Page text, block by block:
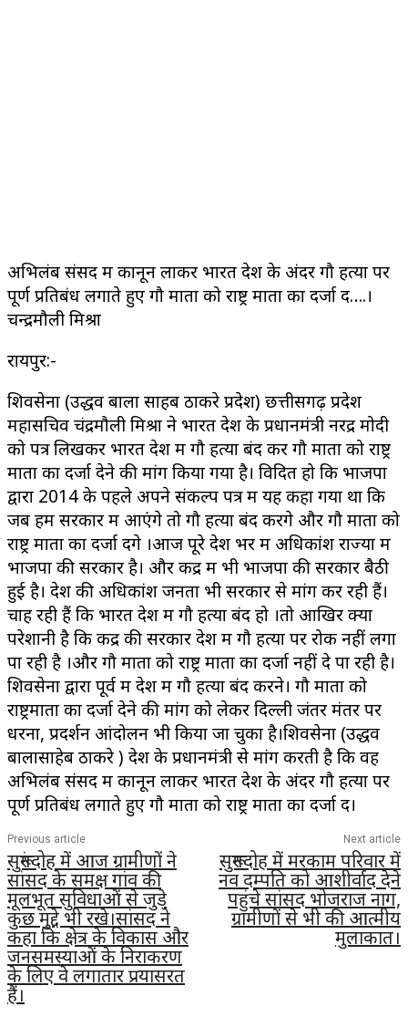
अभिलंब संसद में कानून लाकर भारत देश के अंदर गौ हत्या पर
पूर्ण प्रतिबंध लगाते हुए गौ माता को राष्ट्र माता का दर्जा दें….।
चन्द्रमौली मिश्रा
रायपुर:-
शिवसेना (उद्धव बाला साहब ठाकरे प्रदेश) छत्तीसगढ़ प्रदेश
महासचिव चंद्रमौली मिश्रा ने भारत देश के प्रधानमंत्री नरेंद्र मोदी
को पत्र लिखकर भारत देश में गौ हत्या बंद कर गौ माता को राष्ट्र
माता का दर्जा देने की मांग किया गया है। विदित हो कि भाजपा
द्वारा 2014 के पहले अपने संकल्प पत्र में यह कहा गया था कि
जब हम सरकार में आएंगे तो गौ हत्या बंद करेंगे और गौ माता को
राष्ट्र माता का दर्जा देंगे ।आज पूरे देश भर में अधिकांश राज्यों में
भाजपा की सरकार है। और केंद्र में भी भाजपा की सरकार बैठी
हुई है। देश की अधिकांश जनता भी सरकार से मांग कर रही हैं।
चाह रही हैं कि भारत देश में गौ हत्या बंद हो ।तो आखिर क्या
परेशानी है कि केंद्र की सरकार देश में गौ हत्या पर रोक नहीं लगा
पा रही है ।और गौ माता को राष्ट्र माता का दर्जा नहीं दे पा रही है।
शिवसेना द्वारा पूर्व में देश में गौ हत्या बंद करने। गौ माता को
राष्ट्रमाता का दर्जा देने की मांग को लेकर दिल्ली जंतर मंतर पर
धरना, प्रदर्शन आंदोलन भी किया जा चुका है।शिवसेना (उद्धव
बालासाहेब ठाकरे ) देश के प्रधानमंत्री से मांग करती है कि वह
अभिलंब संसद में कानून लाकर भारत देश के अंदर गौ हत्या पर
पूर्ण प्रतिबंध लगाते हुए गौ माता को राष्ट्र माता का दर्जा दें।
Previous article
सुरूंगदोह में आज ग्रामीणों ने
सांसद के समक्ष गांव की
मूलभूत सुविधाओं से जुड़े
कुछ मुद्दे भी रखे।सांसद ने
कहा कि क्षेत्र के विकास और
जनसमस्याओं के निराकरण
के लिए वे लगातार प्रयासरत
हैं।
Next article
सुरूगदोह में मरकाम परिवार में
नव दम्पति को आशीर्वाद देने
पहुंचे सांसद भोजराज नाग,
ग्रामीणों से भी की आत्मीय
मुलाकात।